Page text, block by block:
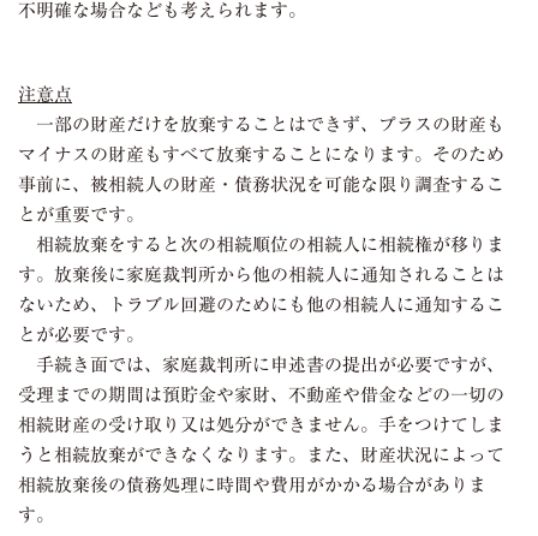
不明確な場合なども考えられます。
注意点
一部の財産だけを放棄することはできず、プラスの財産も
マイナスの財産もすべて放棄することになります。そのため
事前に、被相続人の財産・債務状況を可能な限り調査するこ
とが重要です。
相続放棄をすると次の相続順位の相続人に相続権が移りま
す。放棄後に家庭裁判所から他の相続人に通知されることは
ないため、トラブル回避のためにも他の相続人に通知するこ
とが必要です。
手続き面では、家庭裁判所に申述書の提出が必要ですが、
受理までの期間は預貯金や家財、不動産や借金などの一切の
相続財産の受け取り又は処分ができません。手をつけてしま
うと相続放棄ができなくなります。また、財産状況によって
相続放棄後の債務処理に時間や費用がかかる場合がありま
す。